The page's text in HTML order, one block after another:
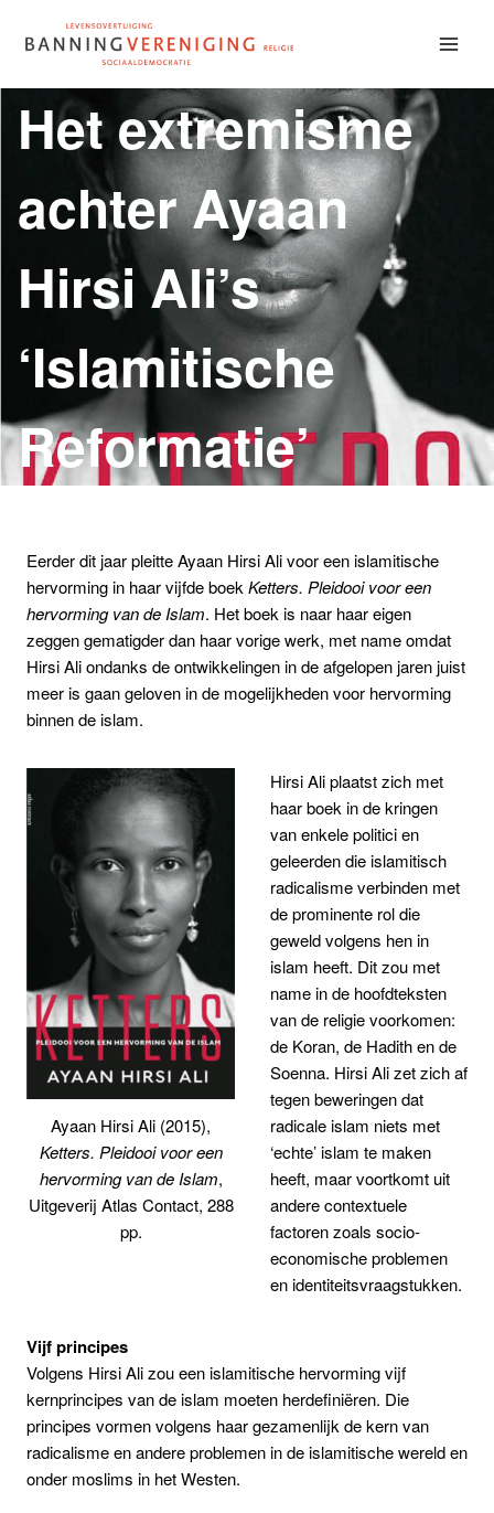
naar
Het extremisme
achter Ayaan
Hirsi Ali’s
‘Islamitische
Reformatie’
Eerder dit jaar pleitte Ayaan Hirsi Ali voor een islamitische
hervorming in haar vijfde boek Ketters. Pleidooi voor een
hervorming van de Islam. Het boek is naar haar eigen
zeggen gematigder dan haar vorige werk, met name omdat
Hirsi Ali ondanks de ontwikkelingen in de afgelopen jaren juist
meer is gaan geloven in de mogelijkheden voor hervorming
binnen de islam.
Ayaan Hirsi Ali (2015),
Ketters. Pleidooi voor een
hervorming van de Islam,
Uitgeverij Atlas Contact, 288
pp.
Hirsi Ali plaatst zich met
haar boek in de kringen
van enkele politici en
geleerden die islamitisch
radicalisme verbinden met
de prominente rol die
geweld volgens hen in
islam heeft. Dit zou met
name in de hoofdteksten
van de religie voorkomen:
de Koran, de Hadith en de
Soenna. Hirsi Ali zet zich af
tegen beweringen dat
radicale islam niets met
‘echte’ islam te maken
heeft, maar voortkomt uit
andere contextuele
factoren zoals socio-
economische problemen
en identiteitsvraagstukken.
Vijf principes
Volgens Hirsi Ali zou een islamitische hervorming vijf
kernprincipes van de islam moeten herdefiniëren. Die
principes vormen volgens haar gezamenlijk de kern van
radicalisme en andere problemen in de islamitische wereld en
onder moslims in het Westen.